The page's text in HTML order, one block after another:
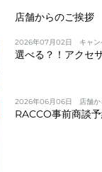
店舗からのご挨拶
2026年07月02日 キャ
選べる？！アクセ
2026年06月06日 店舗
RACCO事前商談予